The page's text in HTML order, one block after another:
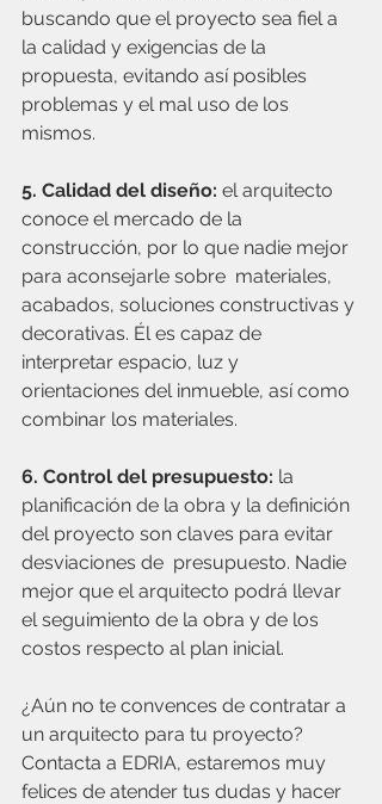
buscando que el proyecto sea fiel a
la calidad y exigencias de la
propuesta, evitando así posibles
problemas y el mal uso de los
mismos.
5. Calidad del diseño: el arquitecto
conoce el mercado de la
construcción, por lo que nadie mejor
para aconsejarle sobre  materiales,
acabados, soluciones constructivas y
decorativas. Él es capaz de
interpretar espacio, luz y
orientaciones del inmueble, así como
combinar los materiales.
6. Control del presupuesto: la
planificación de la obra y la definición
del proyecto son claves para evitar
desviaciones de  presupuesto. Nadie
mejor que el arquitecto podrá llevar
el seguimiento de la obra y de los
costos respecto al plan inicial.
¿Aún no te convences de contratar a
un arquitecto para tu proyecto?
Contacta a EDRIA, estaremos muy
felices de atender tus dudas y hacer